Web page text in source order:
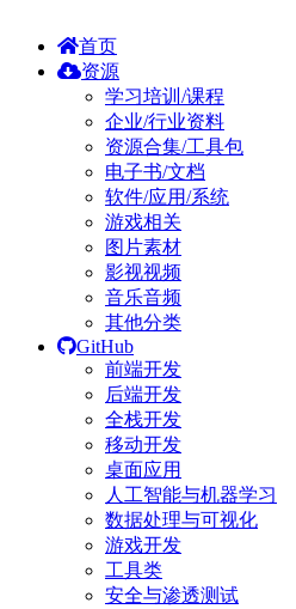
首页
资源
学习培训/课程
企业/行业资料
资源合集/工具包
电子书/文档
软件/应用/系统
游戏相关
图片素材
影视视频
音乐音频
其他分类
GitHub
前端开发
后端开发
全栈开发
移动开发
桌面应用
人工智能与机器学习
数据处理与可视化
游戏开发
工具类
安全与渗透测试